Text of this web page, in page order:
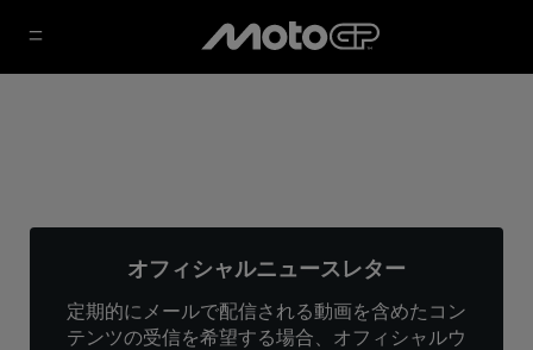
オフィシャルニュースレター
定期的にメールで配信される動画を含めたコン
テンツの受信を希望する場合、オフィシャルウ